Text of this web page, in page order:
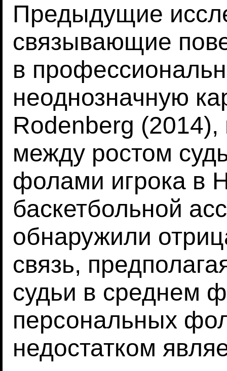
Предыдущие
связывающие
в
неоднозначную
Rodenberg
между ростом
фолами игрока в
баскетбольной
обнаружили
связь,
судьи в среднем
персональных
недостатком